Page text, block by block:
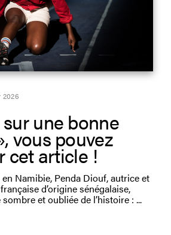
2026
une bonne
vous pouvez
cet article !
Namibie, Penda Diouf, autrice et
d’origine sénégalaise,
et oubliée de l’histoire :